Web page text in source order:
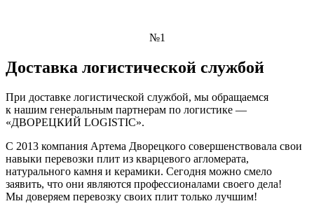
№1
Доставка логистической службой
При доставке логистической службой, мы обращаемся
к нашим генеральным партнерам по логистике —
«ДВОРЕЦКИЙ LOGISTIC».
С 2013 компания Артема Дворецкого совершенствовала свои
навыки перевозки плит из кварцевого агломерата,
натурального камня и керамики. Сегодня можно смело
заявить, что они являются профессионалами своего дела!
Мы доверяем перевозку своих плит только лучшим!